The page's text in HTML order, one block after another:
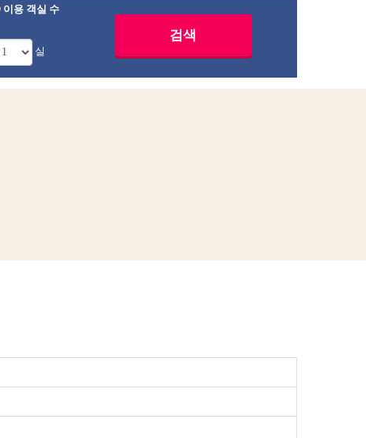
이용 객실 수
실